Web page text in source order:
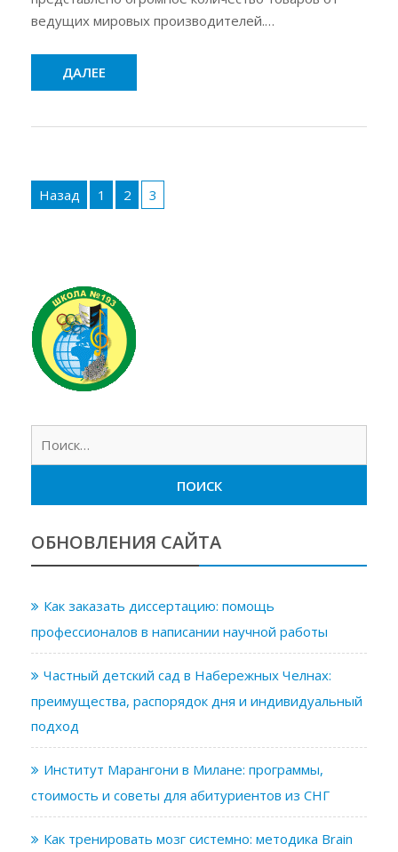
ведущих мировых производителей.…
ДАЛЕЕ
записей
Назад 1 2 3
ОБНОВЛЕНИЯ САЙТА
Как заказать диссертацию: помощь
профессионалов в написании научной работы
Частный детский сад в Набережных Челнах:
преимущества, распорядок дня и индивидуальный
подход
Институт Марангони в Милане: программы,
стоимость и советы для абитуриентов из СНГ
Как тренировать мозг системно: методика Brain